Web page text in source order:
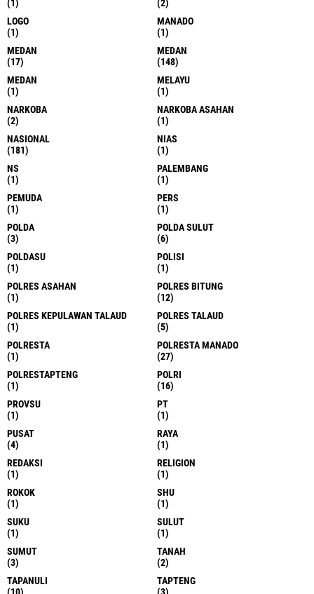
(1)
(2)
LOGO
(1)
MANADO
(1)
MEDAN
(17)
MEDAN
(148)
MEDAN
(1)
MELAYU
(1)
NARKOBA
(2)
NARKOBA ASAHAN
(1)
NASIONAL
(181)
NIAS
(1)
NS
(1)
PALEMBANG
(1)
PEMUDA
(1)
PERS
(1)
POLDA
(3)
POLDA SULUT
(6)
POLDASU
(1)
POLISI
(1)
POLRES ASAHAN
(1)
POLRES BITUNG
(12)
POLRES KEPULAWAN TALAUD
(1)
POLRES TALAUD
(5)
POLRESTA
(1)
POLRESTA MANADO
(27)
POLRESTAPTENG
(1)
POLRI
(16)
PROVSU
(1)
PT
(1)
PUSAT
(4)
RAYA
(1)
REDAKSI
(1)
RELIGION
(1)
ROKOK
(1)
SHU
(1)
SUKU
(1)
SULUT
(1)
SUMUT
(3)
TANAH
(2)
TAPANULI
(10)
TAPTENG
(3)